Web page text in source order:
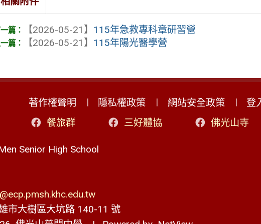
【2026-05-21】 115年急救專科章研習營
【2026-05-21】 115年陽光醫學營
著作權聲明 隱私權政策 網站安全政策
登
餐旅群
三好體協 佛光山寺
Senior High School
市大樹區大坑路 140-11 號